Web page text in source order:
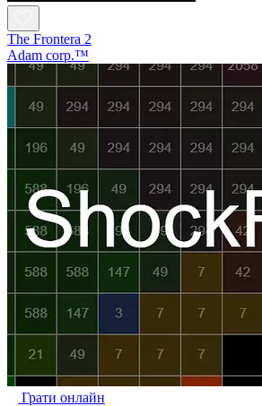
The Frontera 2
Adam corp.™
Грати онлайн